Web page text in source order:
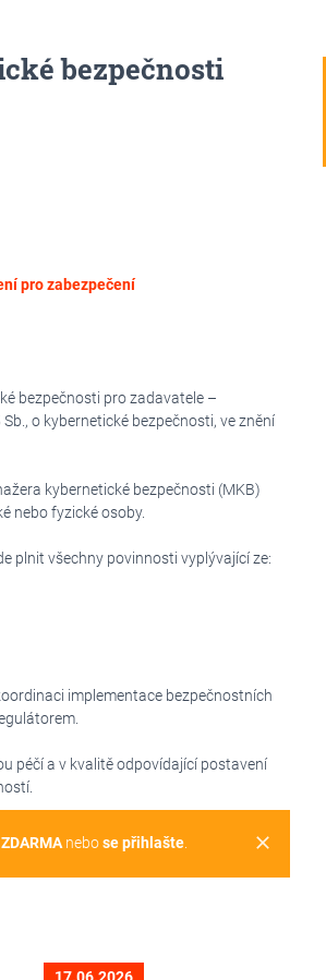
bezpečnosti
pro zabezpečení
bezpečnosti pro zadavatele –
o kybernetické bezpečnosti, ve znění
kybernetické bezpečnosti (MKB)
nebo fyzické osoby.
plnit všechny povinnosti vyplývající ze:
implementace bezpečnostních
péčí a v kvalitě odpovídající postavení
clear
nebose přihlašte.
17.06.2026